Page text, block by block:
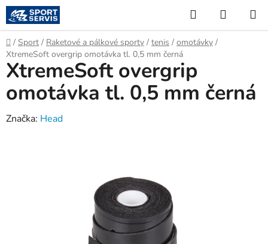
Přejít
na
obsah
Hledat
KOŠÍK
Domů
/ Sport / Raketové a pálkové sporty / tenis / omotávky /
XtremeSoft overgrip omotávka tl. 0,5 mm černá
XtremeSoft overgrip
omotávka tl. 0,5 mm černá
Značka: Head